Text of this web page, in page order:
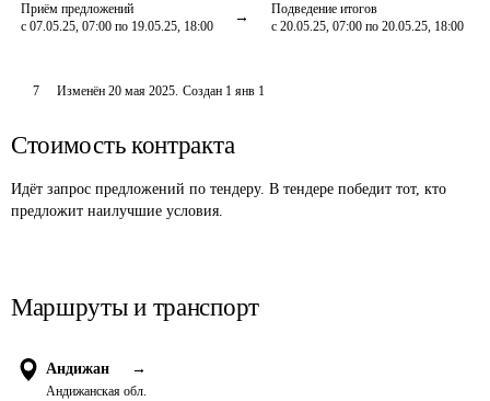
Приём предложений
с 07.05.25, 07:00 по 19.05.25, 18:00
Подведение итогов
с 20.05.25, 07:00 по 20.05.25, 18:00
7 Изменён 20 мая 2025. Создан 1 янв 1
Стоимость контракта
Идёт запрос предложений по тендеру. В тендере победит тот, кто
предложит наилучшие условия.
Маршруты и транспорт
Андижан →
Андижанская обл.